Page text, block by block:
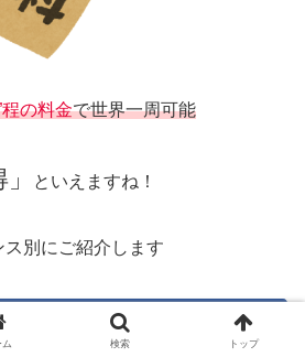
程の料金で世界一周可能
といえますね！
ス別にご紹介します
空券】 お得な使用方法
ルー
ム 検索 トップ